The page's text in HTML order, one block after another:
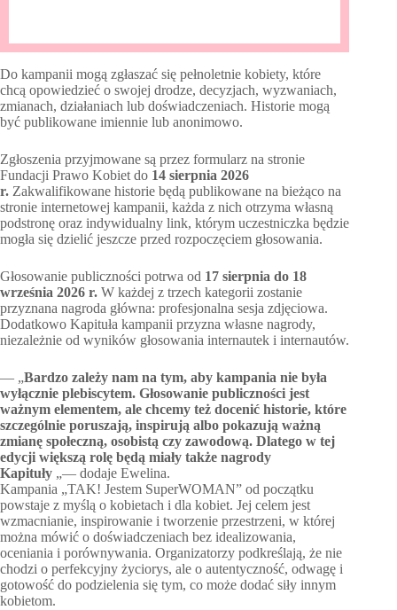
Do kampanii mogą zgłaszać się pełnoletnie kobiety, które
chcą opowiedzieć o swojej drodze, decyzjach, wyzwaniach,
zmianach, działaniach lub doświadczeniach. Historie mogą
być publikowane imiennie lub anonimowo.
Zgłoszenia przyjmowane są przez formularz na stronie
Fundacji Prawo Kobiet do 14 sierpnia 2026
r. Zakwalifikowane historie będą publikowane na bieżąco na
stronie internetowej kampanii, każda z nich otrzyma własną
podstronę oraz indywidualny link, którym uczestniczka będzie
mogła się dzielić jeszcze przed rozpoczęciem głosowania.
Głosowanie publiczności potrwa od 17 sierpnia do 18
września 2026 r. W każdej z trzech kategorii zostanie
przyznana nagroda główna: profesjonalna sesja zdjęciowa.
Dodatkowo Kapituła kampanii przyzna własne nagrody,
niezależnie od wyników głosowania internautek i internautów.
— „Bardzo zależy nam na tym, aby kampania nie była
wyłącznie plebiscytem. Głosowanie publiczności jest
ważnym elementem, ale chcemy też docenić historie, które
szczególnie poruszają, inspirują albo pokazują ważną
zmianę społeczną, osobistą czy zawodową. Dlatego w tej
edycji większą rolę będą miały także nagrody
Kapituły „— dodaje Ewelina.
Kampania „TAK! Jestem SuperWOMAN” od początku
powstaje z myślą o kobietach i dla kobiet. Jej celem jest
wzmacnianie, inspirowanie i tworzenie przestrzeni, w której
można mówić o doświadczeniach bez idealizowania,
oceniania i porównywania. Organizatorzy podkreślają, że nie
chodzi o perfekcyjny życiorys, ale o autentyczność, odwagę i
gotowość do podzielenia się tym, co może dodać siły innym
kobietom.